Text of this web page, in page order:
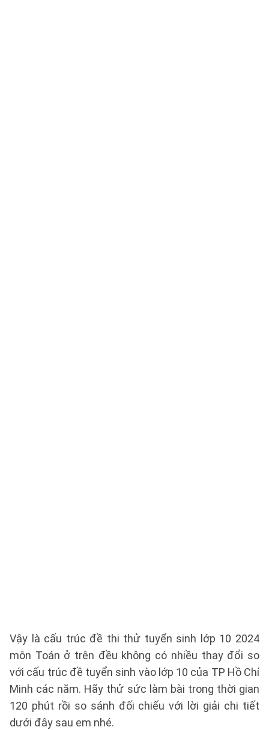
Vậy là cấu trúc đề thi thử tuyển sinh lớp 10 2024
môn Toán ở trên đều không có nhiều thay đổi so
với cấu trúc đề tuyển sinh vào lớp 10 của TP Hồ Chí
Minh các năm. Hãy thử sức làm bài trong thời gian
120 phút rồi so sánh đối chiếu với lời giải chi tiết
dưới đây sau em nhé.